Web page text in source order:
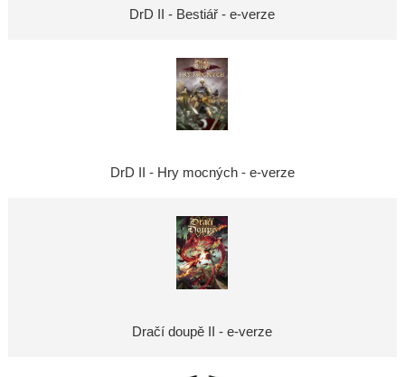
DrD II - Bestiář - e-verze
DrD II - Hry mocných - e-verze
Dračí doupě II - e-verze